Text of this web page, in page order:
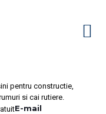
pentru constructie,
si cai rutiere.
E-mail